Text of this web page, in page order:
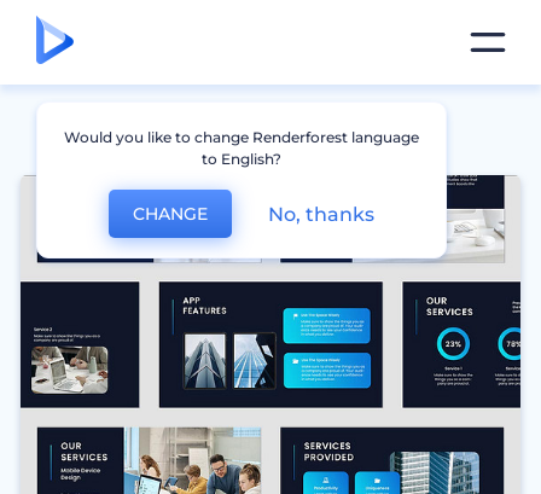
Would you like to change Renderforest language
to English?
CHANGE No, thanks